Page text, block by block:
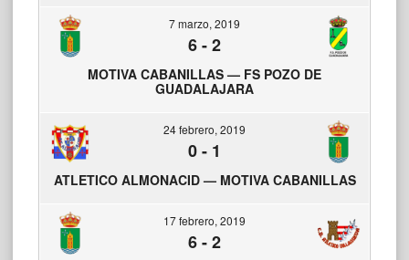
7 marzo, 2019
6-2
MOTIVA CABANILLAS — FS POZO DE
GUADALAJARA
24 febrero, 2019
0- 1
ATLETICO ALMONACID — MOTIVA CABANILLAS
17 febrero, 2019
6-2